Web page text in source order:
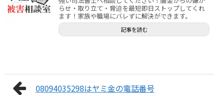
らせ・取り立て・脅迫を最短即日ストップしてくれ
ます！家族や職場にバレずに解決ができます。
記事を読む
08094035298はヤミ金の電話番号